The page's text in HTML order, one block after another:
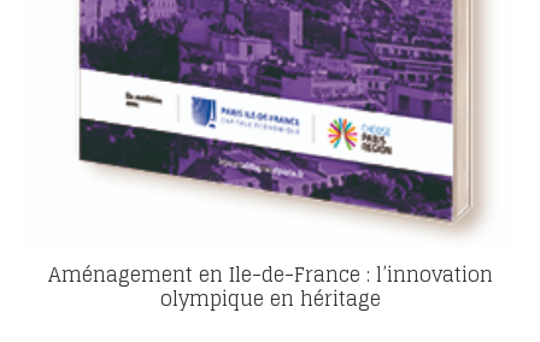
Aménagement en Ile-de-France : l’innovation
olympique en héritage